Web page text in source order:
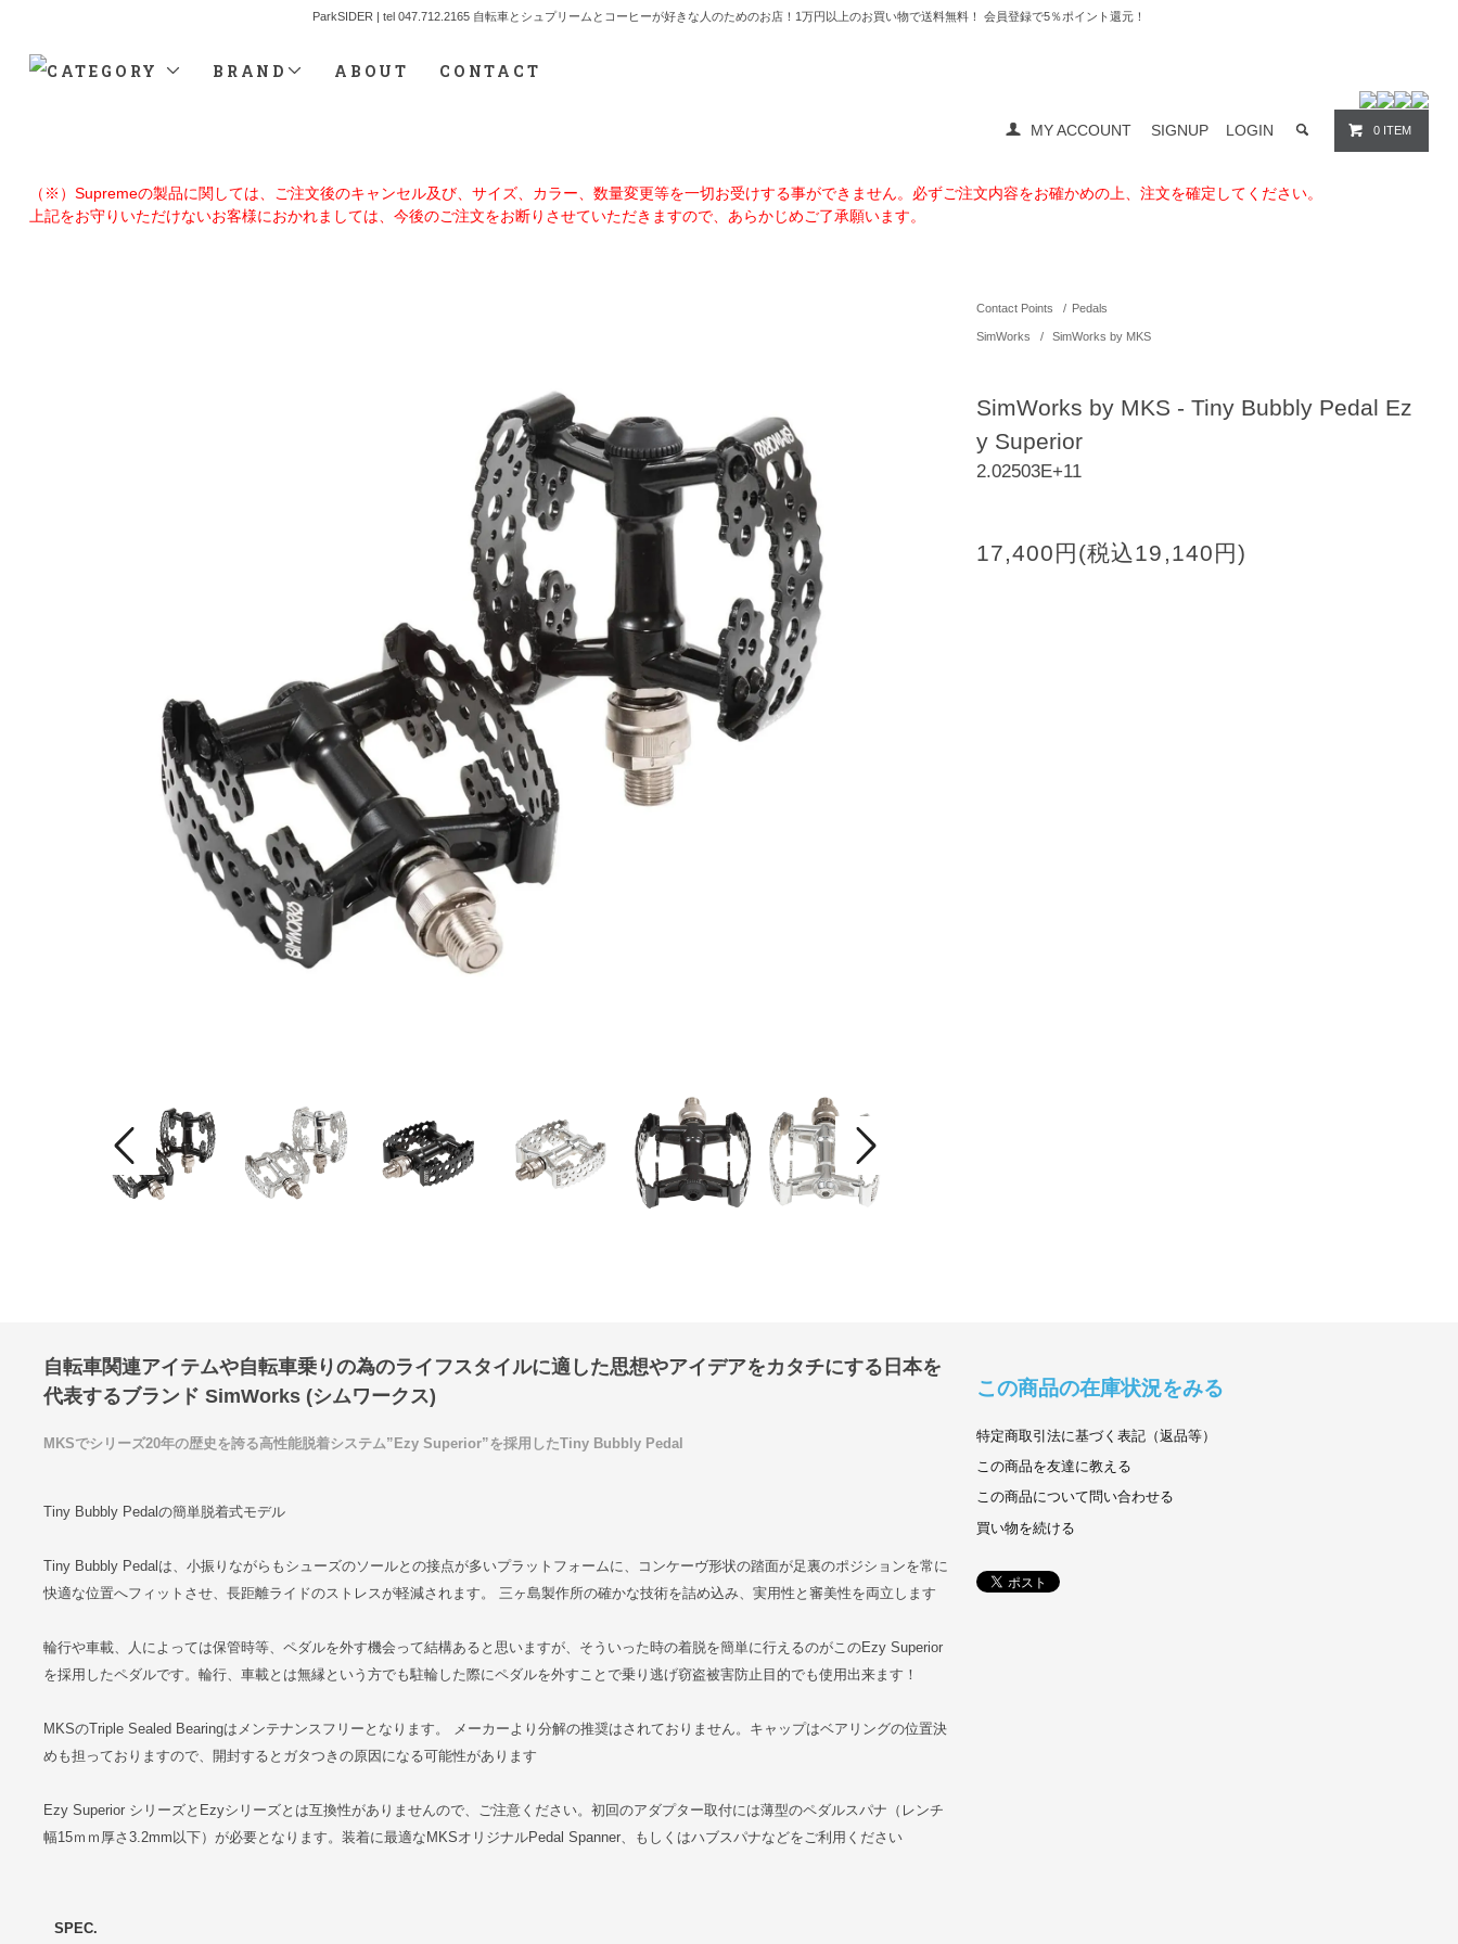
ParkSIDER | tel 047.712.2165 自転車とシュプリームとコーヒーが好きな人のためのお店！1万円以上のお買い物で送料無料！ 会員登録で5％ポイント還元！
MY ACCOUNT SIGNUP LOGIN 0 ITEM
CATEGORY BRAND ABOUT CONTACT
（※）Supremeの製品に関しては、ご注文後のキャンセル及び、サイズ、カラー、数量変更等を一切お受けする事ができません。必ずご注文内容をお確かめの上、注文を確定してください。
上記をお守りいただけないお客様におかれましては、今後のご注文をお断りさせていただきますので、あらかじめご了承願います。
Contact Points / Pedals
SimWorks / SimWorks by MKS
SimWorks by MKS - Tiny Bubbly Pedal Ez
y Superior
2.02503E+11
17,400円(税込19,140円)
自転車関連アイテムや自転車乗りの為のライフスタイルに適した思想やアイデアをカタチにする日本を
代表するブランド SimWorks (シムワークス)
MKSでシリーズ20年の歴史を誇る高性能脱着システム”Ezy Superior”を採用したTiny Bubbly Pedal
Tiny Bubbly Pedalの簡単脱着式モデル
Tiny Bubbly Pedalは、小振りながらもシューズのソールとの接点が多いプラットフォームに、コンケーヴ形状の踏面が足裏のポジションを常に
快適な位置へフィットさせ、長距離ライドのストレスが軽減されます。 三ヶ島製作所の確かな技術を詰め込み、実用性と審美性を両立します
輪行や車載、人によっては保管時等、ペダルを外す機会って結構あると思いますが、そういった時の着脱を簡単に行えるのがこのEzy Superior
を採用したペダルです。輪行、車載とは無縁という方でも駐輪した際にペダルを外すことで乗り逃げ窃盗被害防止目的でも使用出来ます！
MKSのTriple Sealed Bearingはメンテナンスフリーとなります。 メーカーより分解の推奨はされておりません。キャップはベアリングの位置決
めも担っておりますので、開封するとガタつきの原因になる可能性があります
Ezy Superior シリーズとEzyシリーズとは互換性がありませんので、ご注意ください。初回のアダプター取付には薄型のペダルスパナ（レンチ
幅15ｍｍ厚さ3.2mm以下）が必要となります。装着に最適なMKSオリジナルPedal Spanner、もしくはハブスパナなどをご利用ください
SPEC.
この商品の在庫状況をみる
特定商取引法に基づく表記（返品等）
この商品を友達に教える
この商品について問い合わせる
買い物を続ける